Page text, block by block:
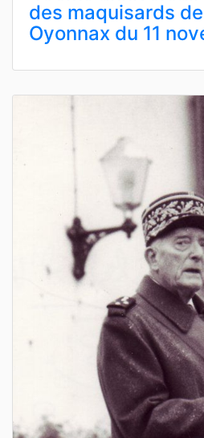
des maquisards
Oyonnax du 11